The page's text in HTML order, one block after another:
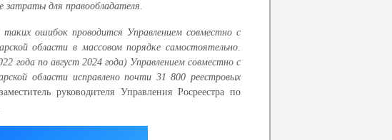
затраты для правообладателя.
ошибок проводится Управлением совместно с
области в массовом порядке самостоятельно.
года по август 2024 года) Управлением совместно с
области исправлено почти 31 800 реестровых
руководителя Управления Росреестра по